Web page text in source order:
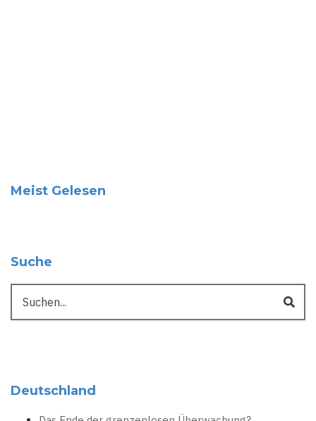
Meist Gelesen
Suche
Deutschland